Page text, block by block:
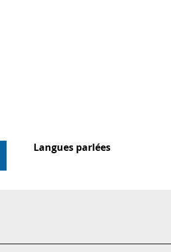
Langues parlées
Langues parlées